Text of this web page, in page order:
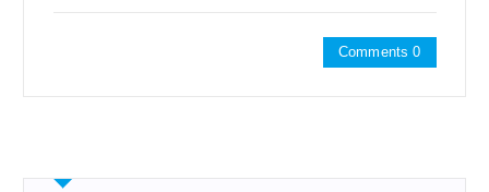
Comments 0